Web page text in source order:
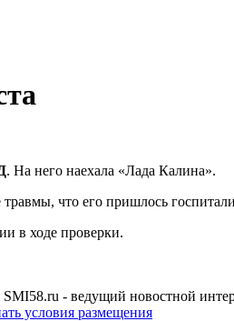
. На него наехала «Лада Калина».
что его пришлось
в ходе проверки.
SMI58.ru - ведущий новостной
условия размещения